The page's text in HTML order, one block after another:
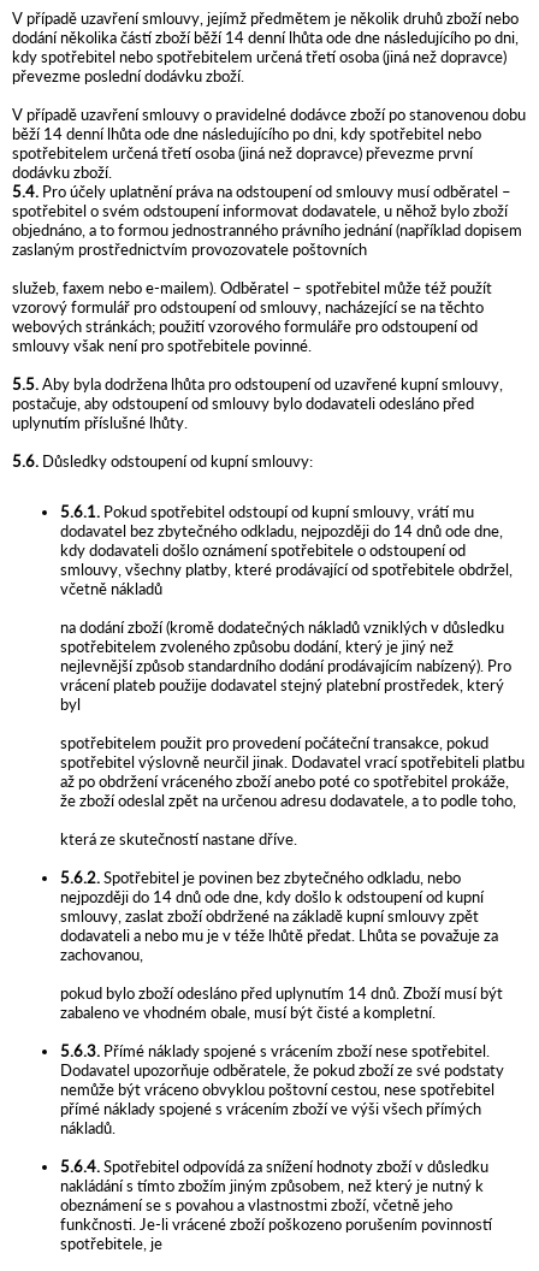
V případě uzavření smlouvy, jejímž předmětem je několik druhů zboží nebo
dodání několika částí zboží běží 14 denní lhůta ode dne následujícího po dni,
kdy spotřebitel nebo spotřebitelem určená třetí osoba (jiná než dopravce)
převezme poslední dodávku zboží.
V případě uzavření smlouvy o pravidelné dodávce zboží po stanovenou dobu
běží 14 denní lhůta ode dne následujícího po dni, kdy spotřebitel nebo
spotřebitelem určená třetí osoba (jiná než dopravce) převezme první
dodávku zboží.
5.4. Pro účely uplatnění práva na odstoupení od smlouvy musí odběratel –
spotřebitel o svém odstoupení informovat dodavatele, u něhož bylo zboží
objednáno, a to formou jednostranného právního jednání (například dopisem
zaslaným prostřednictvím provozovatele poštovních
služeb, faxem nebo e-mailem). Odběratel – spotřebitel může též použít
vzorový formulář pro odstoupení od smlouvy, nacházející se na těchto
webových stránkách; použití vzorového formuláře pro odstoupení od
smlouvy však není pro spotřebitele povinné.
5.5.Aby byla dodržena lhůta pro odstoupení od uzavřené kupní smlouvy,
postačuje, aby odstoupení od smlouvy bylo dodavateli odesláno před
uplynutím příslušné lhůty.
5.6. Důsledky odstoupení od kupní smlouvy:
5.6.1. Pokud spotřebitel odstoupí od kupní smlouvy, vrátí mu
dodavatel bez zbytečného odkladu, nejpozději do 14 dnů ode dne,
kdy dodavateli došlo oznámení spotřebitele o odstoupení od
smlouvy, všechny platby, které prodávající od spotřebitele obdržel,
včetně nákladů
na dodání zboží (kromě dodatečných nákladů vzniklých v důsledku
spotřebitelem zvoleného způsobu dodání, který je jiný než
nejlevnější způsob standardního dodání prodávajícím nabízený). Pro
vrácení plateb použije dodavatel stejný platební prostředek, který
byl
spotřebitelem použit pro provedení počáteční transakce, pokud
spotřebitel výslovně neurčil jinak. Dodavatel vrací spotřebiteli platbu
až po obdržení vráceného zboží anebo poté co spotřebitel prokáže,
že zboží odeslal zpět na určenou adresu dodavatele, a to podle toho,
která ze skutečností nastane dříve.
5.6.2.Spotřebitel je povinen bez zbytečného odkladu, nebo
nejpozději do 14 dnů ode dne, kdy došlo k odstoupení od kupní
smlouvy, zaslat zboží obdržené na základě kupní smlouvy zpět
dodavateli a nebo mu je v téže lhůtě předat. Lhůta se považuje za
zachovanou,
pokud bylo zboží odesláno před uplynutím 14 dnů. Zboží musí být
zabaleno ve vhodném obale, musí být čisté a kompletní.
5.6.3. Přímé náklady spojené s vrácením zboží nese spotřebitel.
Dodavatel upozorňuje odběratele, že pokud zboží ze své podstaty
nemůže být vráceno obvyklou poštovní cestou, nese spotřebitel
přímé náklady spojené s vrácením zboží ve výši všech přímých
nákladů.
5.6.4.Spotřebitel odpovídá za snížení hodnoty zboží v důsledku
nakládání s tímto zbožím jiným způsobem, než který je nutný k
obeznámení se s povahou a vlastnostmi zboží, včetně jeho
funkčnosti. Je-li vrácené zboží poškozeno porušením povinností
spotřebitele, je